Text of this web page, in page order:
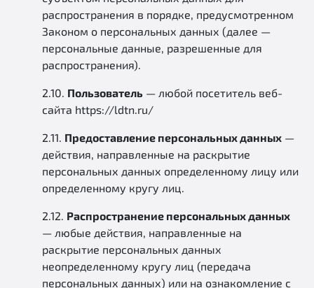
распространения в порядке, предусмотренном
Законом о персональных данных (далее —
персональные данные, разрешенные для
распространения).
2.10. Пользователь — любой посетитель веб-
сайта https://ldtn.ru/
2.11. Предоставление персональных данных —
действия, направленные на раскрытие
персональных данных определенному лицу или
определенному кругу лиц.
2.12. Распространение персональных данных
— любые действия, направленные на
раскрытие персональных данных
неопределенному кругу лиц (передача
персональных данных) или на ознакомление с